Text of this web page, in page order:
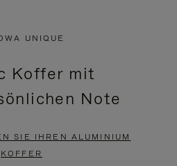
UNIQUE
Koffer mit
Note
SIE IHREN ALUMINIUM
KOFFER